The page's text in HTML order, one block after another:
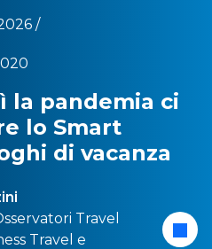
/
la pandemia ci
lo Smart
di vacanza
Travel
Travel e